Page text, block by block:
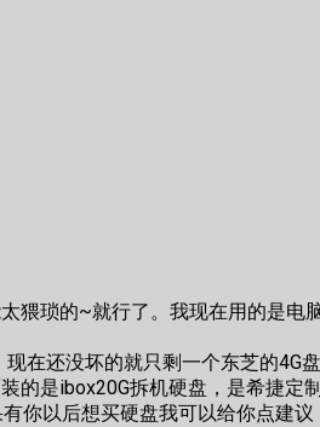
猥琐的~就行了。我现在用的是
在还没坏的就只剩一个东芝的
的是ibox20G拆机硬盘，是希捷
你以后想买硬盘我可以给你点建议